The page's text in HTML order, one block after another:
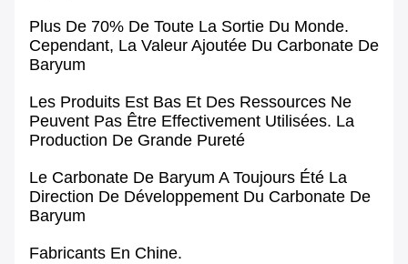
Plus De 70% De Toute La Sortie Du Monde.
Cependant, La Valeur Ajoutée Du Carbonate De
Baryum
Les Produits Est Bas Et Des Ressources Ne
Peuvent Pas Être Effectivement Utilisées. La
Production De Grande Pureté
Le Carbonate De Baryum A Toujours Été La
Direction De Développement Du Carbonate De
Baryum
Fabricants En Chine.